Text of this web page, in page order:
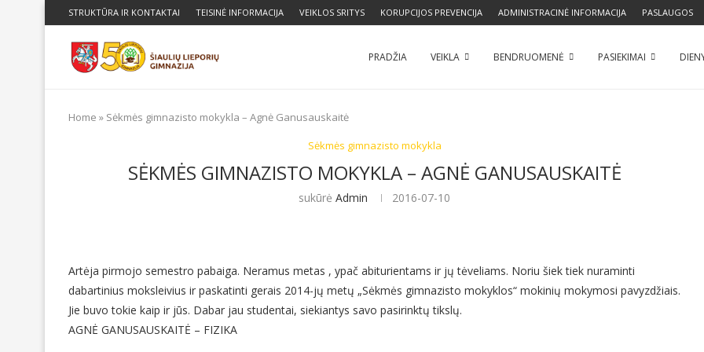
STRUKTŪRA IR KONTAKTAI TEISINĖ INFORMACIJA VEIKLOS SRITYS KORUPCIJOS PREVENCIJA ADMINISTRACINĖ INFORMACIJA PASLAUGOS
PRADŽIA VEIKLA BENDRUOMENĖ PASIEKIMAI
Home » Sėkmės gimnazisto mokykla – Agnė Ganusauskaitė
Sėkmės gimnazisto mokykla
SĖKMĖS GIMNAZISTO MOKYKLA – AGNĖ GANUSAUSKAITĖ
sukūrėAdmin 2016-07-10
Artėja pirmojo semestro pabaiga. Neramus metas , ypač abiturientams ir jų tėveliams. Noriu šiek tiek nuraminti
dabartinius moksleivius ir paskatinti gerais 2014-jų metų „Sėkmės gimnazisto mokyklos“ mokinių mokymosi pavyzdžiais.
Jie buvo tokie kaip ir jūs. Dabar jau studentai, siekiantys savo pasirinktų tikslų.
AGNĖ GANUSAUSKAITĖ – FIZIKA